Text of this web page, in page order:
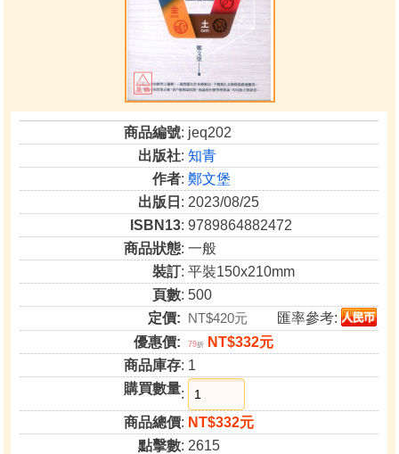
商品編號: jeq202
出版社:知青
作者:鄭文堡
出版日 : 2023/08/25
ISBN13: 9789864882472
商品狀態: 一般
裝訂: 平裝150x210mm
頁數: 500
定價: NT$420元
匯率參考:
優惠價:
79折
NT$332元
商品庫存: 1
購買數量:
商品總價: NT$332元
點擊數: 2615